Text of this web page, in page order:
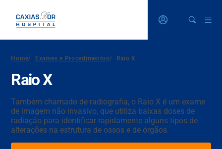
Home/ Exames e Procedimentos/ Raio X
Raio X
Também chamado de radiografia, o Raio X é um exame
de imagem não invasivo, que utiliza baixas doses de
radiação para identificar rapidamente alguns tipos de
alterações na estrutura de ossos e de órgãos.